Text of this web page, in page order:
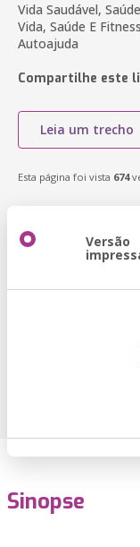
Vida Saudável,
Vida, Saúde E
Autoajuda
Compartilhe este
Leia um trecho
Esta página foi vista 674
Versão
Sinopse